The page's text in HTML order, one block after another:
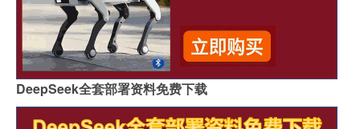
DeepSeek全套部署资料免费下载